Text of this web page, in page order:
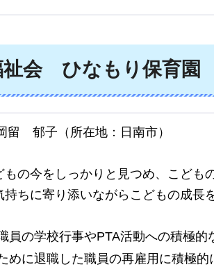
会 ひなもり保育園
留 郁子 （所在地：日南市）
もの今をしっかりと見つめ、こども
ちに寄り添いながらこどもの成長
員の学校行事やPTA活動への積極的
めに退職した職員の再雇用に積極的